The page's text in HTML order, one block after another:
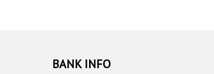
BANK INFO